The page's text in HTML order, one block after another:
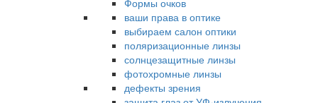
Формы очков
ваши права в оптике
выбираем салон оптики
поляризационные линзы
солнцезащитные линзы
фотохромные линзы
дефекты зрения